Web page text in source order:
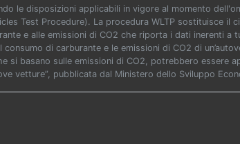
le disposizioni applicabili in vigore al momento
Test Procedure). La procedura WLTP sostituisce il
e alle emissioni di CO2 che riporta i dati inerenti
di carburante e le emissioni di CO2 di
si basano sulle emissioni di CO2, potrebbero essere
vetture”, pubblicata dal Ministero dello Sviluppo